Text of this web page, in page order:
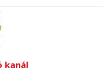
kanál